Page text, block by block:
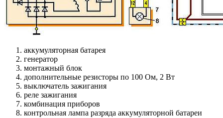
аккумуляторная батарея
генератор
монтажный блок
дополнительные резисторы по 100 Ом, 2 Вт
выключатель зажигания
реле зажигания
комбинация приборов
контрольная лампа разряда аккумуляторной батареи